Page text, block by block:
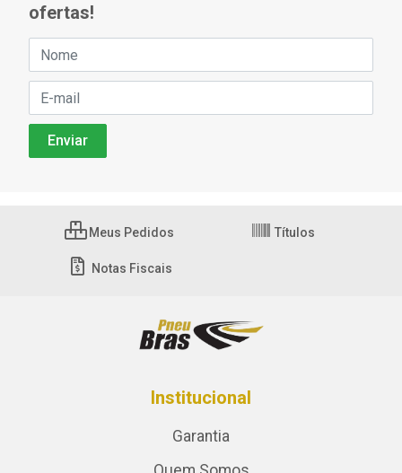
ofertas!
Meus Pedidos Títulos
Notas Fiscais
Institucional
Garantia